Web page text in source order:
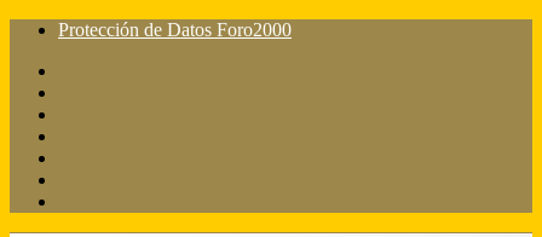
Protección de Datos Foro2000